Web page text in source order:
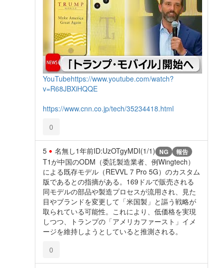
YouTubehttps://www.youtube.com/watch?
v=R68JBXiHQQE
https://www.cnn.co.jp/tech/35234418.html
0
5 名無し1年前ID:UzOTgyMDI(1/1) NG 報告
T1が中国のODM（委託製造業者、例Wingtech）
による既存モデル（REVVL 7 Pro 5G）のカスタム
版であるとの指摘がある。169ドルで販売される
同モデルの部品や製造プロセスが流用され、見た
目やブランドを変更して「米国製」と謳う戦略が
取られている可能性。これにより、低価格を実現
しつつ、トランプの「アメリカファースト」イメ
ージを維持しようとしていると推測される。
0